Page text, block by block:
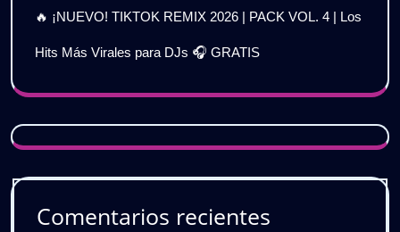
🔥 ¡NUEVO! TIKTOK REMIX 2026 | PACK VOL. 4 | Los
Hits Más Virales para DJs 🎧 GRATIS
Comentarios recientes